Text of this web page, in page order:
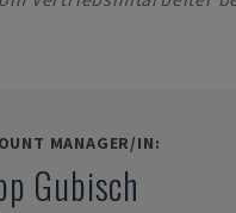
MANAGER/IN:
Gubisch